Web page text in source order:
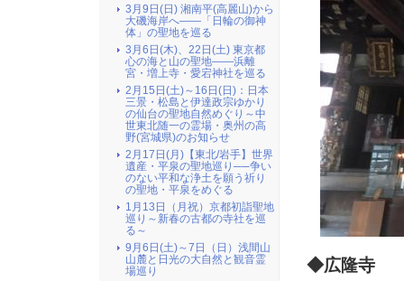
◆広隆寺
3月9日(日) 湘南平(高麗山)から
大磯海岸へ――「日輪の御神
体」の聖地を巡る
3月6日(木)、22日(土) 東京都
心の海と山の聖地――浜離
宮・増上寺・愛宕神社を巡る
2月15日(土)～16日(日)：日本
三景・松島と伊達政宗ゆかり
の仙台の聖地自然めぐり～中
世東北随一の霊場・奥州の高
野(宮城県)のお知らせ
2月17日(月)【東北/岩手】世界
遺産・平泉の聖地巡り──争い
のない平和な浄土を願う祈り
の聖地・平泉をめぐる
1月13日（月祝）京都初詣聖地
巡り～新春の古都の寺社を巡
る～
9月6日(土)～7日（日）浅間山
山麓と日光の大自然と観音霊
場巡り